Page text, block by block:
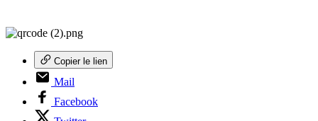
Copier le lien
Mail
Facebook